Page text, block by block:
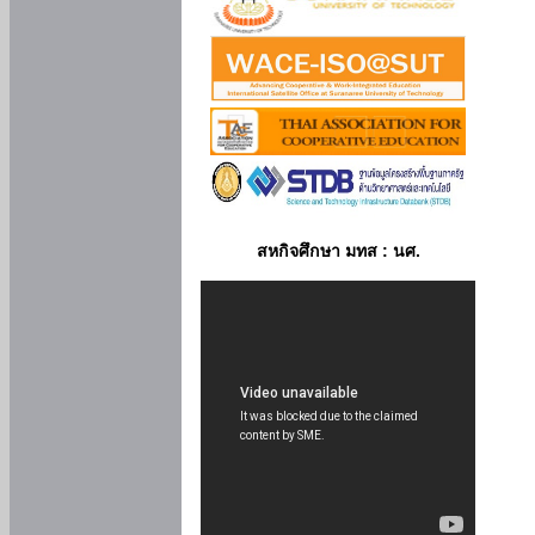
สหกิจศึกษา มทส : นศ.